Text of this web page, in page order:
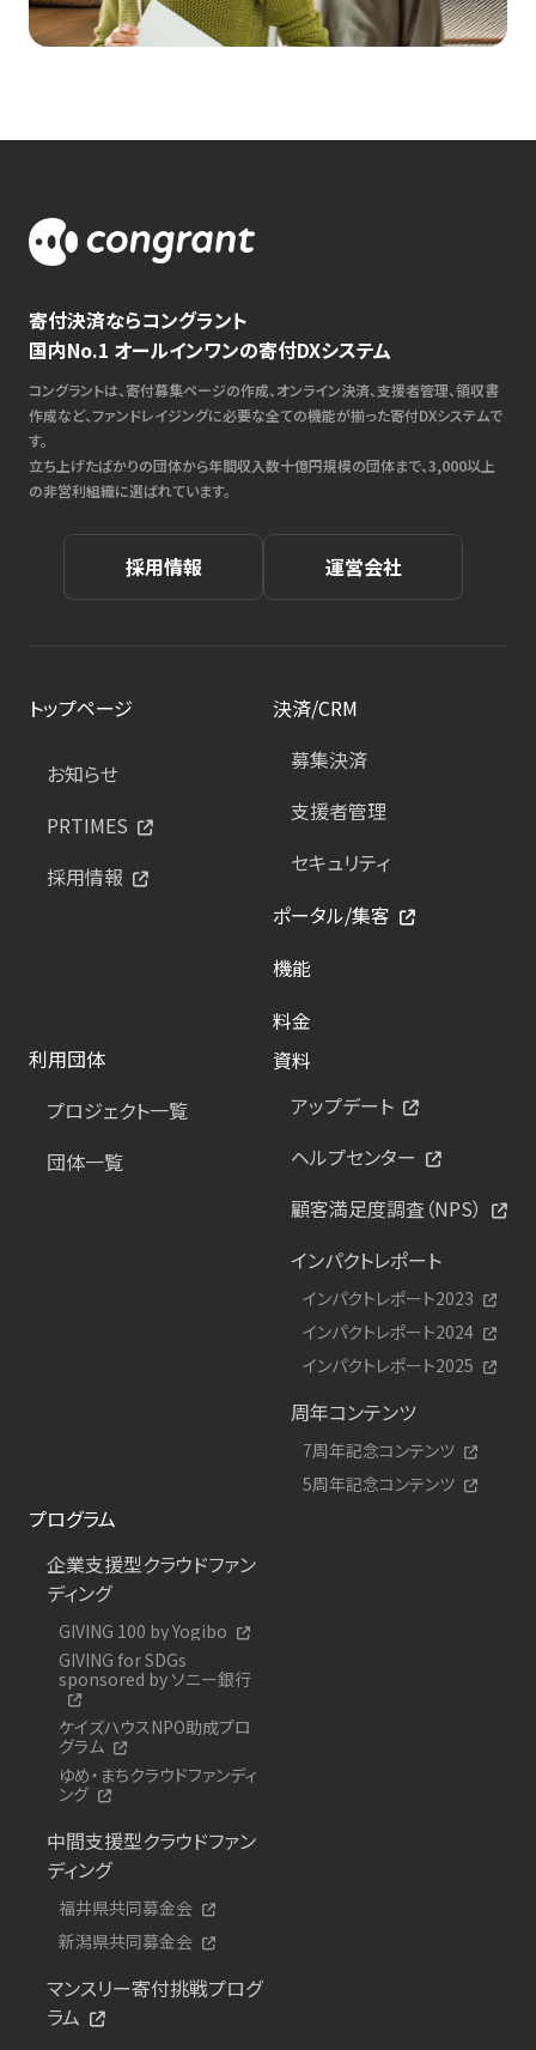
寄付決済ならコングラント
国内No.1 オールインワンの寄付DXシステム
コングラントは、寄付募集ページの作成、オンライン決済、支援者管理、領収書
作成など、ファンドレイジングに必要な全ての機能が揃った寄付DXシステムで
す。
立ち上げたばかりの団体から年間収入数十億円規模の団体まで、3,000以上
の非営利組織に選ばれています。
採用情報 運営会社
トップページ
お知らせ
PRTIMES
採用情報
決済/CRM
募集決済
支援者管理
セキュリティ
ポータル/集客
機能
料金
利用団体
プロジェクト一覧
団体一覧
資料
アップデート
ヘルプセンター
顧客満足度調査（NPS）
インパクトレポート
インパクトレポート2023
インパクトレポート2024
インパクトレポート2025
周年コンテンツ
7周年記念コンテンツ
5周年記念コンテンツ
プログラム
企業支援型クラウドファン
ディング
GIVING 100 by Yogibo
GIVING for SDGs
sponsored by ソニー銀行
ケイズハウスNPO助成プロ
グラム
ゆめ・まちクラウドファンディ
ング
中間支援型クラウドファン
ディング
福井県共同募金会
新潟県共同募金会
マンスリー寄付挑戦プログ
ラム